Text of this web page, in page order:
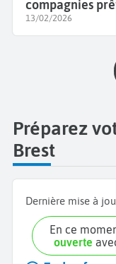
compagnies
13/02/2026
Préparez
Brest
Dernière mise à
En ce
ouverte